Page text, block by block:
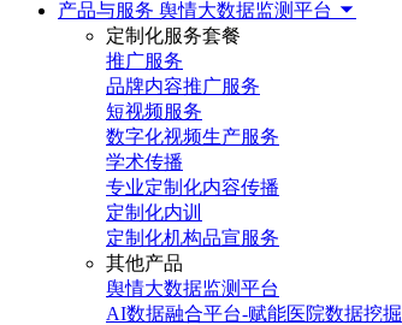
产品与服务 舆情大数据监测平台
定制化服务套餐
推广服务
品牌内容推广服务
短视频服务
数字化视频生产服务
学术传播
专业定制化内容传播
定制化内训
定制化机构品宣服务
其他产品
舆情大数据监测平台
AI数据融合平台-赋能医院数据挖掘